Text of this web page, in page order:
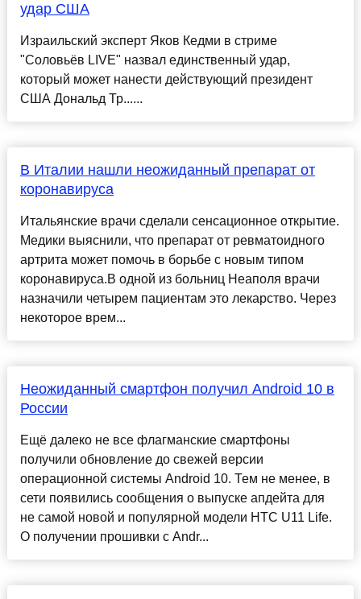
удар США
Израильский эксперт Яков Кедми в стриме
"Соловьёв LIVE" назвал единственный удар,
который может нанести действующий президент
США Дональд Тр......
В Италии нашли неожиданный препарат от
коронавируса
Итальянские врачи сделали сенсационное открытие.
Медики выяснили, что препарат от ревматоидного
артрита может помочь в борьбе с новым типом
коронавируса.В одной из больниц Неаполя врачи
назначили четырем пациентам это лекарство. Через
некоторое врем...
Неожиданный смартфон получил Android 10 в
России
Ещё далеко не все флагманские смартфоны
получили обновление до свежей версии
операционной системы Android 10. Тем не менее, в
сети появились сообщения о выпуске апдейта для
не самой новой и популярной модели HTC U11 Life.
О получении прошивки с Andr...